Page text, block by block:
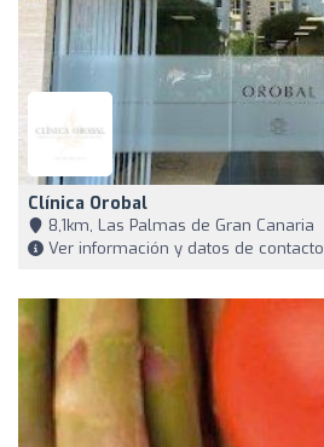
Clínica Orobal
8,1km, Las Palmas de Gran Canaria
Ver información y datos de contacto